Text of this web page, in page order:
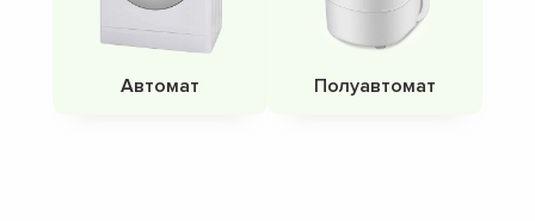
Автомат Полуавтомат